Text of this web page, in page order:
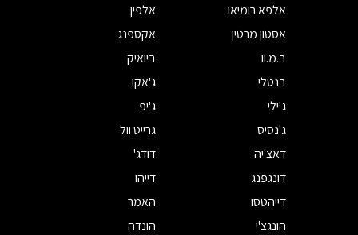
אלפא רומיאו
אלפין
אסטון מרטין
אקספנג
ב.מ.וו
ביואיק
בנטלי
ג'אקו
ג'ילי
ג'יפ
ג'נסיס
גרייט וול
דאצ'יה
דודג'
דונגפנג
דייהו
דייהטסו
האמר
הונגצ'י
הונדה